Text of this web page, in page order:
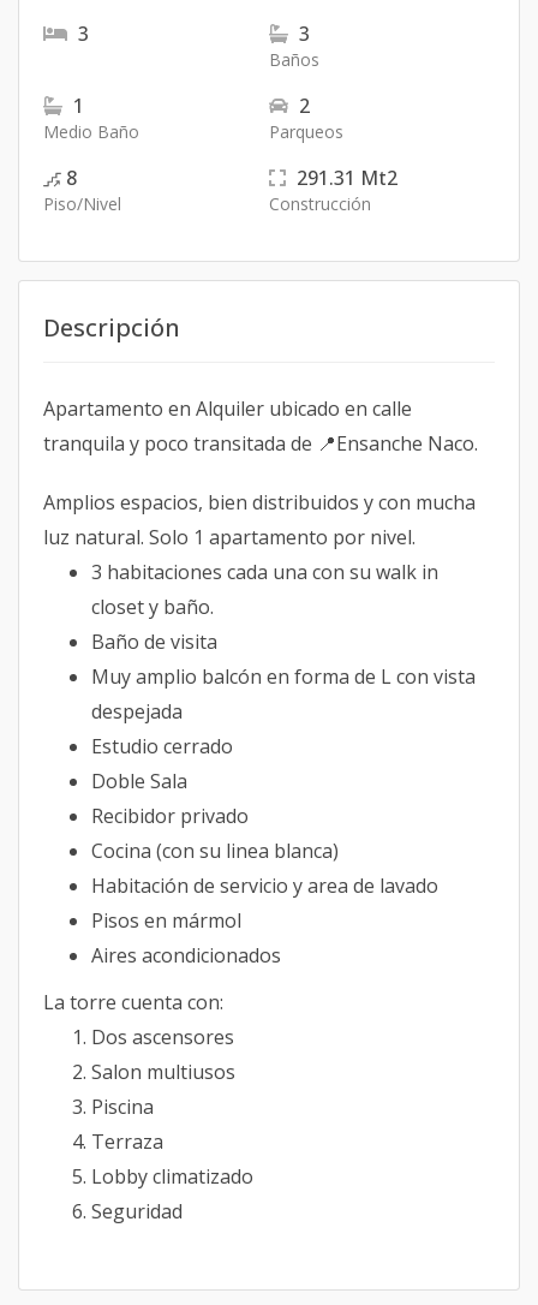
3 3
Baños
1
Medio Baño
2
Parqueos
8
Piso/Nivel
291.31 Mt2
Construcción
Descripción
Apartamento en Alquiler ubicado en calle
tranquila y poco transitada de 📍Ensanche Naco.
Amplios espacios, bien distribuidos y con mucha
luz natural. Solo 1 apartamento por nivel.
3 habitaciones cada una con su walk in
closet y baño.
Baño de visita
Muy amplio balcón en forma de L con vista
despejada
Estudio cerrado
Doble Sala
Recibidor privado
Cocina (con su linea blanca)
Habitación de servicio y area de lavado
Pisos en mármol
Aires acondicionados
La torre cuenta con:
Dos ascensores
Salon multiusos
Piscina
Terraza
Lobby climatizado
Seguridad